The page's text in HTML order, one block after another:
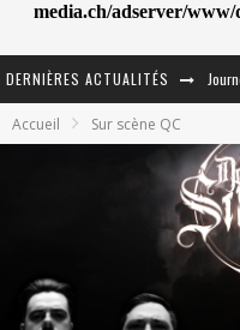
DERNIÈRES ACTUALITÉS
Accueil Sur scène QC